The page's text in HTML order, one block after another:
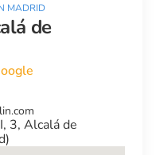
MADRID
de
3, Alcalá de